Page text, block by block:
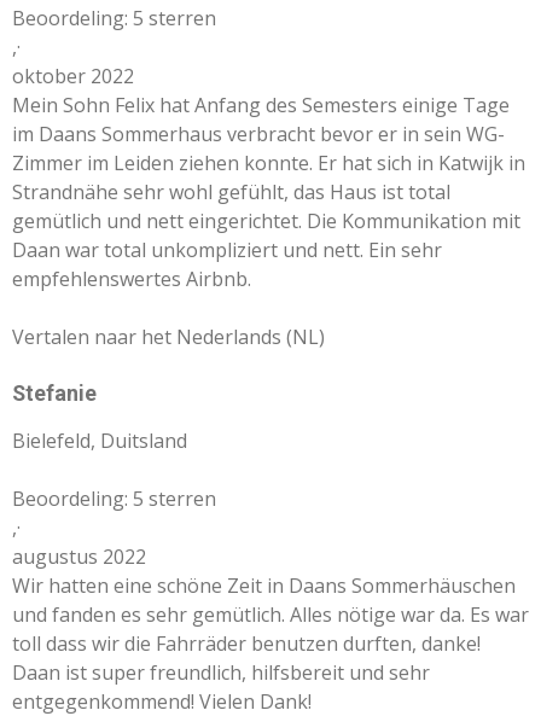
Beoordeling: 5 sterren
,·
oktober 2022
Mein Sohn Felix hat Anfang des Semesters einige Tage
im Daans Sommerhaus verbracht bevor er in sein WG-
Zimmer im Leiden ziehen konnte. Er hat sich in Katwijk in
Strandnähe sehr wohl gefühlt, das Haus ist total
gemütlich und nett eingerichtet. Die Kommunikation mit
Daan war total unkompliziert und nett. Ein sehr
empfehlenswertes Airbnb.
Vertalen naar het Nederlands (NL)
Stefanie
Bielefeld, Duitsland
Beoordeling: 5 sterren
,·
augustus 2022
Wir hatten eine schöne Zeit in Daans Sommerhäuschen
und fanden es sehr gemütlich. Alles nötige war da. Es war
toll dass wir die Fahrräder benutzen durften, danke!
Daan ist super freundlich, hilfsbereit und sehr
entgegenkommend! Vielen Dank!